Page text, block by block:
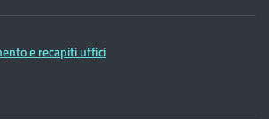
e recapiti uffici